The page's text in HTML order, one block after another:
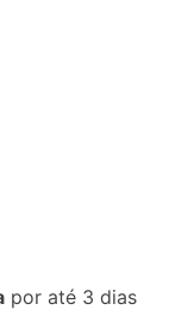
por até 3 dias